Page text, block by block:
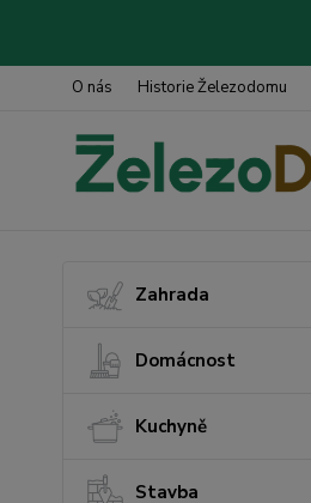
O nás Historie Železodomu
Zahrada
Domácnost
Kuchyně
Stavba